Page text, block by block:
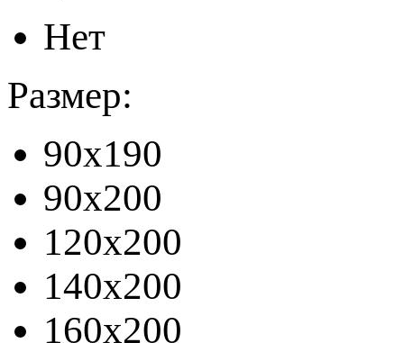
Нет
Размер:
90x190
90x200
120x200
140x200
160x200